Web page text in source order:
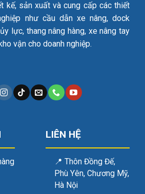
kế, sản xuất và cung cấp các thiết
như cầu dẫn xe nâng, dock
lực, thang nâng hàng, xe nâng tay
vận cho doanh nghiệp.
LIÊN HỆ
📍 Thôn Đồng Đế,
Phù Yên, Chương Mỹ,
Hà Nội